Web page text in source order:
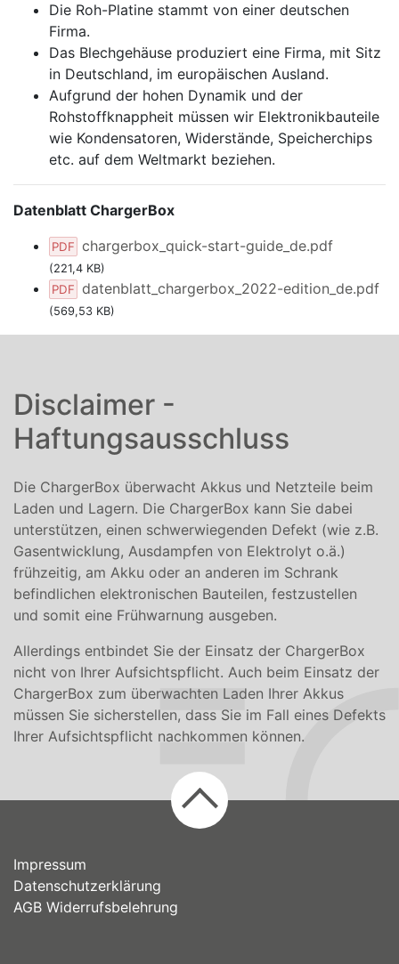
Die Roh-Platine stammt von einer deutschen
Firma.
Das Blechgehäuse produziert eine Firma, mit Sitz
in Deutschland, im europäischen Ausland.
Aufgrund der hohen Dynamik und der
Rohstoffknappheit müssen wir Elektronikbauteile
wie Kondensatoren, Widerstände, Speicherchips
etc. auf dem Weltmarkt beziehen.
Datenblatt ChargerBox
chargerbox_quick-start-guide_de.pdf
(221,4 KB)
datenblatt_chargerbox_2022-edition_de.pdf
(569,53 KB)
Disclaimer -
Haftungsausschluss
Die ChargerBox überwacht Akkus und Netzteile beim
Laden und Lagern. Die ChargerBox kann Sie dabei
unterstützen, einen schwerwiegenden Defekt (wie z.B.
Gasentwicklung, Ausdampfen von Elektrolyt o.ä.)
frühzeitig, am Akku oder an anderen im Schrank
befindlichen elektronischen Bauteilen, festzustellen
und somit eine Frühwarnung ausgeben.
Allerdings entbindet Sie der Einsatz der ChargerBox
nicht von Ihrer Aufsichtspflicht. Auch beim Einsatz der
ChargerBox zum überwachten Laden Ihrer Akkus
müssen Sie sicherstellen, dass Sie im Fall eines Defekts
Ihrer Aufsichtspflicht nachkommen können.
Impressum
Datenschutzerklärung
AGB Widerrufsbelehrung